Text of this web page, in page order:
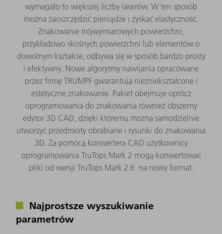
wymagało to większej liczby laserów. W ten sposób
można zaoszczędzić pieniądze i zyskać elastyczność.
Znakowanie trójwymiarowych powierzchni,
przykładowo skośnych powierzchni lub elementów o
dowolnym kształcie, odbywa się w sposób bardzo prosty
i efektywny. Nowe algorytmy nawijania opracowane
przez firmę TRUMPF gwarantują niezniekształcone i
estetyczne znakowanie. Pakiet obejmuje oprócz
oprogramowania do znakowania również obszerny
edytor 3D CAD, dzięki któremu można samodzielnie
utworzyć przedmioty obrabiane i rysunki do znakowania
3D. Za pomocą konwertera CAD użytkownicy
oprogramowania TruTops Mark 2 mogą konwertować
pliki od wersji TruTops Mark 2.6 na nowy format.
Najprostsze wyszukiwanie
parametrów